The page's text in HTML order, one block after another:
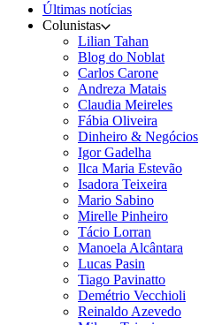
Últimas notícias
Colunistas
Lilian Tahan
Blog do Noblat
Carlos Carone
Andreza Matais
Claudia Meireles
Fábia Oliveira
Dinheiro & Negócios
Igor Gadelha
Ilca Maria Estevão
Isadora Teixeira
Mario Sabino
Mirelle Pinheiro
Tácio Lorran
Manoela Alcântara
Lucas Pasin
Tiago Pavinatto
Demétrio Vecchioli
Reinaldo Azevedo